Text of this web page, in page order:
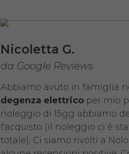
Nicoletta G.
da Google Reviews
Abbiamo avuto in famiglia
degenza elettrico per mio
noleggio di 15gg abbiamo
l'acquisto (il noleggio ci è
totale). Ci siamo rivolti a